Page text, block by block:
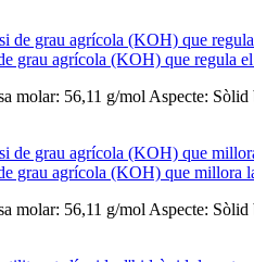
grau agrícola (KOH) que regula
molar: 56,11 g/mol Aspecte: Sòlid
grau agrícola (KOH) que millora
molar: 56,11 g/mol Aspecte: Sòlid